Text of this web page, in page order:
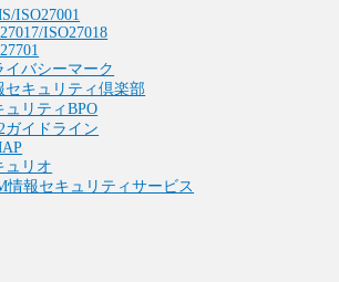
ISO27001
ISO27018
イバシーマーク
セキュリティ倶楽部
ュリティBPO
ガイドライン
ュリオ
情報セキュリティサービス